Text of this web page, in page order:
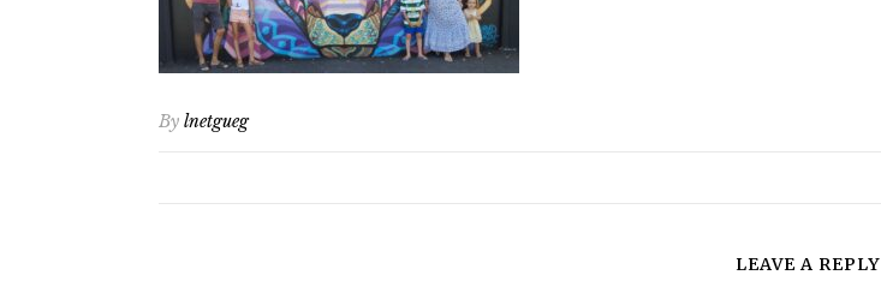
By lnetgueg
LEAVE A REPLY